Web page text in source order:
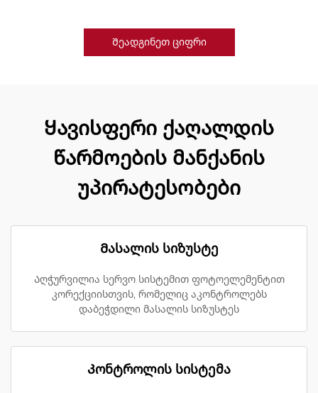
Შეადგინეთ ციფრი
Ყავისფერი ქაღალდის
წარმოების მანქანის
უპირატესობები
Მასალის სიზუსტე
Აღჭურვილია სერვო სისტემით ფოტოელემენტით
კორექციისთვის, რომელიც აკონტროლებს
დაბეჭდილი მასალის სიზუსტეს
Კონტროლის სისტემა